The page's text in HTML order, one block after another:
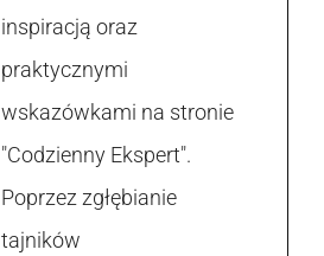
inspiracją oraz
praktycznymi
wskazówkami na stronie
"Codzienny Ekspert".
Poprzez zgłębianie
tajników